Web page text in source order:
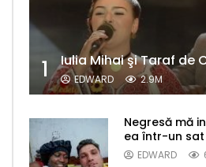
1 EDWARD 2.9M
Negresă mă
ea într-un
EDWARD